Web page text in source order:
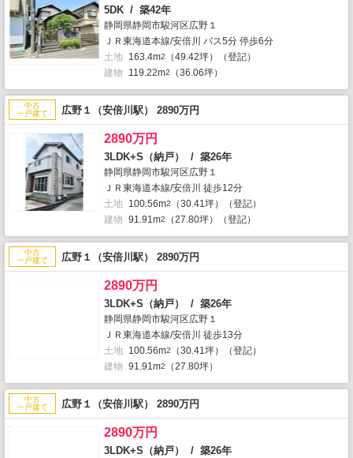
5DK / 築42年
静岡県静岡市駿河区広野１
ＪＲ東海道本線/安倍川 バス5分 停歩6分
土地 163.4m2
（49.42坪）（登記）
建物
119.22m2 （36.06坪）
中古
一戸建て
広野１（安倍川駅） 2890万円
2890万円
3LDK+S（納戸） / 築26年
静岡県静岡市駿河区広野１
ＪＲ東海道本線/安倍川 徒歩12分
土地 100.56m2
（30.41坪）（登記）
建物 91.91m2 （27.80坪）（登記）
中古
一戸建て
広野１（安倍川駅） 2890万円
2890万円
3LDK+S（納戸） / 築26年
静岡県静岡市駿河区広野１
ＪＲ東海道本線/安倍川 徒歩13分
土地 100.56m2
（30.41坪）（登記）
建物 91.91m2 （27.80坪）
中古
一戸建て
広野１（安倍川駅） 2890万円
2890万円
3LDK+S（納戸） / 築26年